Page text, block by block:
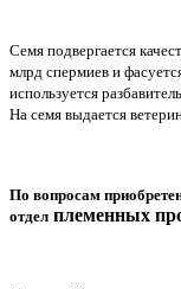
Семя подвергается
млрд спермиев и
используется
На семя выдается
По вопросам
отдел племенных